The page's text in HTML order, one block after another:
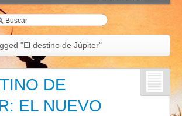
"El destino de Júpiter"
DE
EL NUEVO